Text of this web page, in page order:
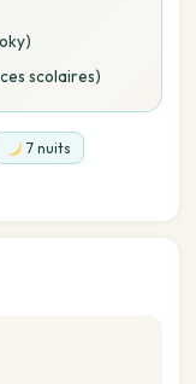
scolaires)
7 nuits